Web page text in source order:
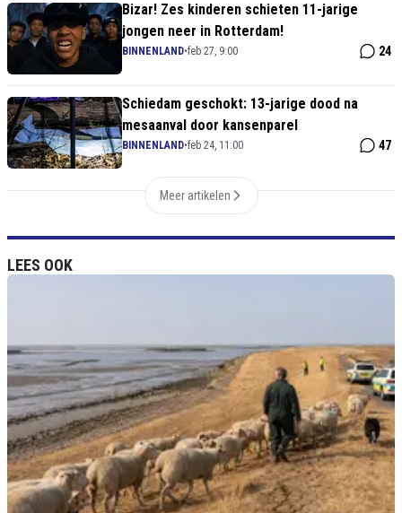
Bizar! Zes kinderen schieten 11-jarige
jongen neer in Rotterdam!
BINNENLAND•feb 27, 9:00 24
Schiedam geschokt: 13-jarige dood na
mesaanval door kansenparel
BINNENLAND•feb 24, 11:00 47
Meer artikelen
LEES OOK